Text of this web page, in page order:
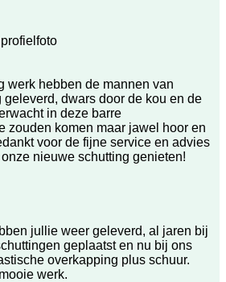
werk hebben de mannen van
dwars door de kou en de
in deze barre
zouden komen maar jawel hoor en
voor de fijne service en advies
nieuwe schutting genieten!
jullie weer geleverd, al jaren bij
geplaatst en nu bij ons
overkapping plus schuur.
werk.